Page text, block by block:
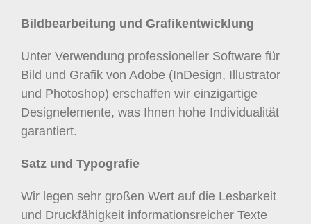
Bildbearbeitung und Grafikentwicklung
Unter Verwendung professioneller Software für
Bild und Grafik von Adobe (InDesign, Illustrator
und Photoshop) erschaffen wir einzigartige
Designelemente, was Ihnen hohe Individualität
garantiert.
Satz und Typografie
Wir legen sehr großen Wert auf die Lesbarkeit
und Druckfähigkeit informationsreicher Texte